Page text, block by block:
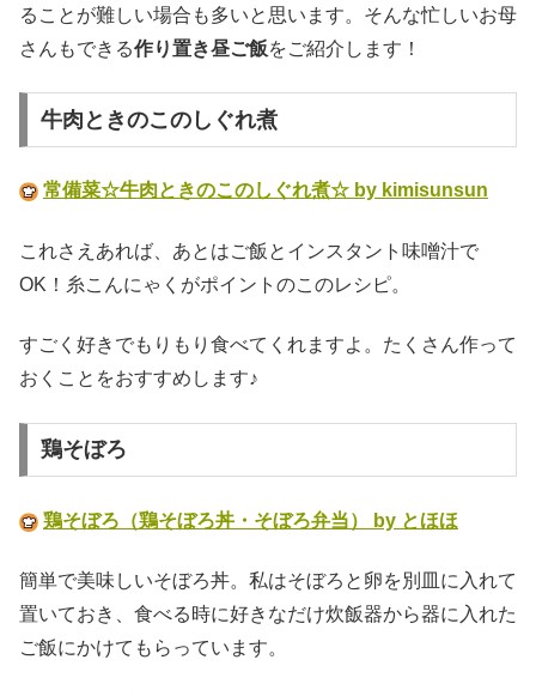
ることが難しい場合も多いと思います。そんな忙しいお母
さんもできる作り置き昼ご飯をご紹介します！
牛肉ときのこのしぐれ煮
常備菜☆牛肉ときのこのしぐれ煮☆ by kimisunsun
これさえあれば、あとはご飯とインスタント味噌汁で
OK！糸こんにゃくがポイントのこのレシピ。
すごく好きでもりもり食べてくれますよ。たくさん作って
おくことをおすすめします♪
鶏そぼろ
鶏そぼろ（鶏そぼろ丼・そぼろ弁当） by とほほ
簡単で美味しいそぼろ丼。私はそぼろと卵を別皿に入れて
置いておき、食べる時に好きなだけ炊飯器から器に入れた
ご飯にかけてもらっています。